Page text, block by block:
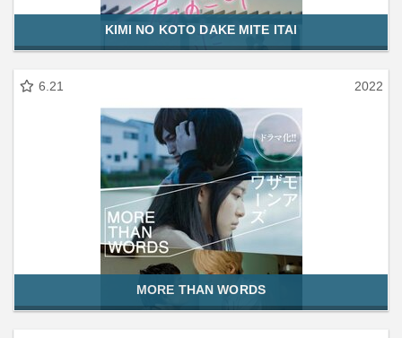
KIMI NO KOTO DAKE MITE ITAI
6.21 2022
MORE THAN WORDS